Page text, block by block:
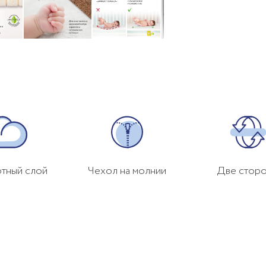
слой Чехол на молнии Две